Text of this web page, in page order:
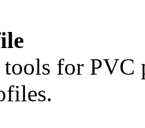
for PVC